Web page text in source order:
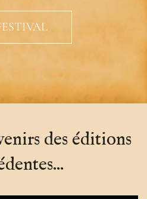
des éditions